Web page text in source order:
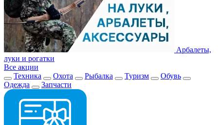
Арбалеты,
луки и рогатки
Все акции
Техника
Охота Рыбалка Туризм
Обувь
Одежда
Запчасти